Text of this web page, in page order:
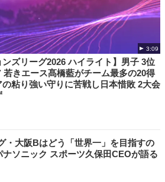
3:09
ンズリーグ2026 ハイライト】男子 3位
きエース髙橋藍がチーム最多の20得
粘り強い守りに苦戦し日本惜敗 2大会
・大阪Bはどう「世界一」を目指すの
ソニック スポーツ久保田CEOが語る